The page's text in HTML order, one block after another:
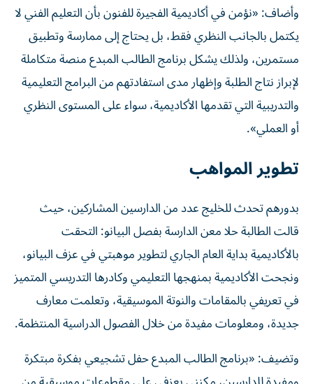
وأضاف: «نؤمن في أكاديمية الفجيرة للفنون بأن التعليم الفني لا
يكتمل بالجانب النظري فقط، بل يحتاج إلى ممارسة وتطبيق
مستمرين، ولذلك يشكل برنامج الطالب المبدع منصة متكاملة
لإبراز نتاج الطلبة وإظهار مدى استفادتهم من البرامج التعليمية
والتدريبية التي تقدمها الأكاديمية، سواء على المستوى النظري
أو العملي».
تطوير المواهب
بدورهم تحدث للخليج عدد من الدارسين المشاركين، حيث
قالت الطالبة حلا معن الدارسة بفصل البيانو: التحقت
بالأكاديمية بداية العام الجاري لتطوير موهبتي في عزف البيانو،
ونجحت الأكاديمية بمنهجها التعليمي وكادرها التدريسي المتميز
في تعريفي بالمقامات والنوتة الموسيقية، وتعلمت معارف
جديدة، ومعلومات مفيدة من خلال الفصول الدراسية المنتظمة.
وتضيف: «برنامج الطالب المبدع حفل تشجيعي بفكرة مبتكرة